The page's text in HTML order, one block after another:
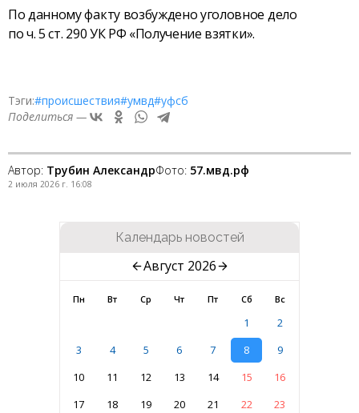
По данному факту возбуждено уголовное дело
по ч. 5 ст. 290 УК РФ «Получение взятки».
Тэги:#происшествия#умвд#уфсб
Поделиться —
Автор: Трубин АлександрФото: 57.мвд.рф
2 июля 2026 г. 16:08
Календарь новостей
Август 2026
Пн Вт Ср Чт Пт Сб Вс
1
2
3
4 5 6 7 8
9
10
11 12 13 14 15
16
17
18 19 20 21 22
23